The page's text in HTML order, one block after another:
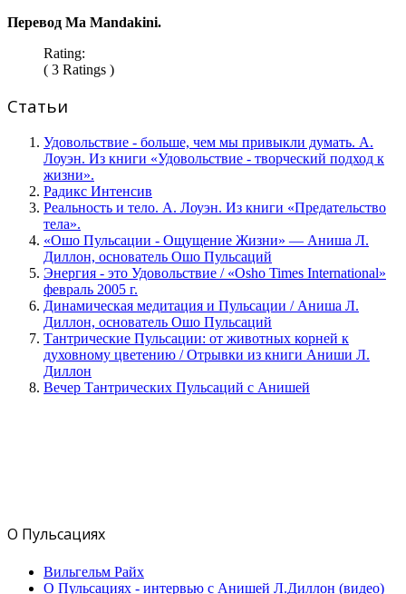
Перевод Ma Mandakini.
Rating:
( 3 Ratings )
Статьи
Удовольствие - больше, чем мы привыкли думать. А.
Лоуэн. Из книги «Удовольствие - творческий подход к
жизни».
Радикс Интенсив
Реальность и тело. А. Лоуэн. Из книги «Предательство
тела».
«Ошо Пульсации - Ощущение Жизни» — Аниша Л.
Диллон, основатель Ошо Пульсаций
Энергия - это Удовольствие / «Osho Times International»
февраль 2005 г.
Динамическая медитация и Пульсации / Аниша Л.
Диллон, основатель Ошо Пульсаций
Тантрические Пульсации: от животных корней к
духовному цветению / Отрывки из книги Аниши Л.
Диллон
Вечер Тантрических Пульсаций с Анишей
О Пульсациях
Вильгельм Райх
О Пульсациях - интервью с Анишей Л.Диллон (видео)